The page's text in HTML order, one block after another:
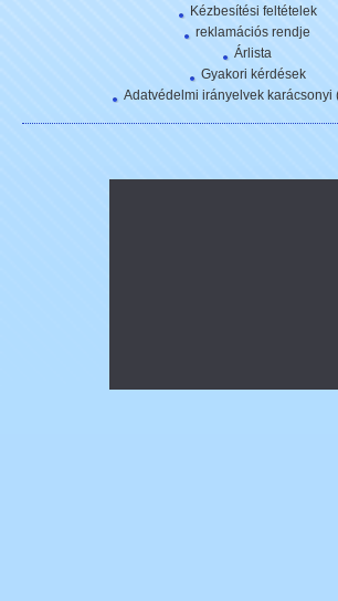
Kézbesítési feltételek
reklamációs rendje
Árlista
Gyakori kérdések
Adatvédelmi irányelvek karácsonyi